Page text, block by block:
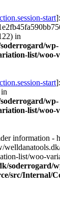
start]:
in
wp-
list/woo-
start
wp-
list/woo-
information -
list/woo-
soderrogard/
src/Internal/